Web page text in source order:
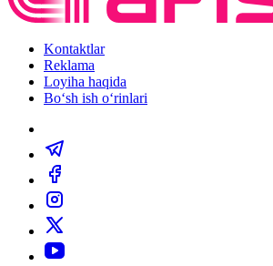
Kontaktlar
Reklama
Loyiha haqida
Bo‘sh ish o‘rinlari